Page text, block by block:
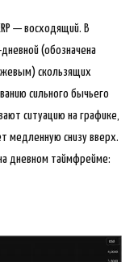
— восходящий. В
(обозначена
скользящих
сильного бычьего
ситуацию на графике,
медленную снизу вверх.
дневном таймфрейме: